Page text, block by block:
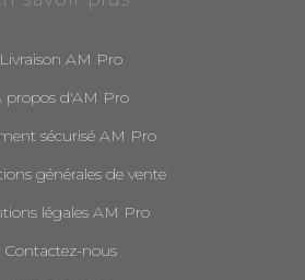
Livraison AM Pro
propos d'AM Pro
sécurisé AM Pro
générales de vente
légales AM Pro
Contactez-nous